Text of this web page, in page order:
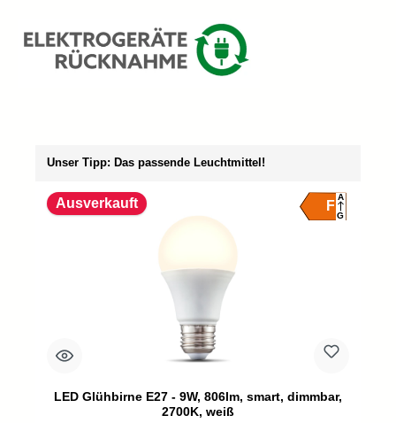
Unser Tipp: Das passende Leuchtmittel!
Ausverkauft F
A
G
LED Glühbirne E27 - 9W, 806lm, smart, dimmbar,
2700K, weiß